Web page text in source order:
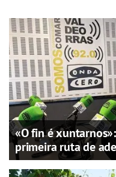
«O fin é
primeira ruta de